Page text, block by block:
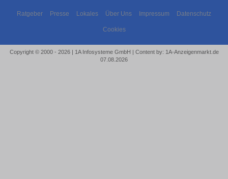
Ratgeber Presse Lokales Über Uns Impressum Datenschutz
Cookies
Copyright © 2000 - 2026 | 1A Infosysteme GmbH | Content by: 1A-Anzeigenmarkt.de
07.08.2026